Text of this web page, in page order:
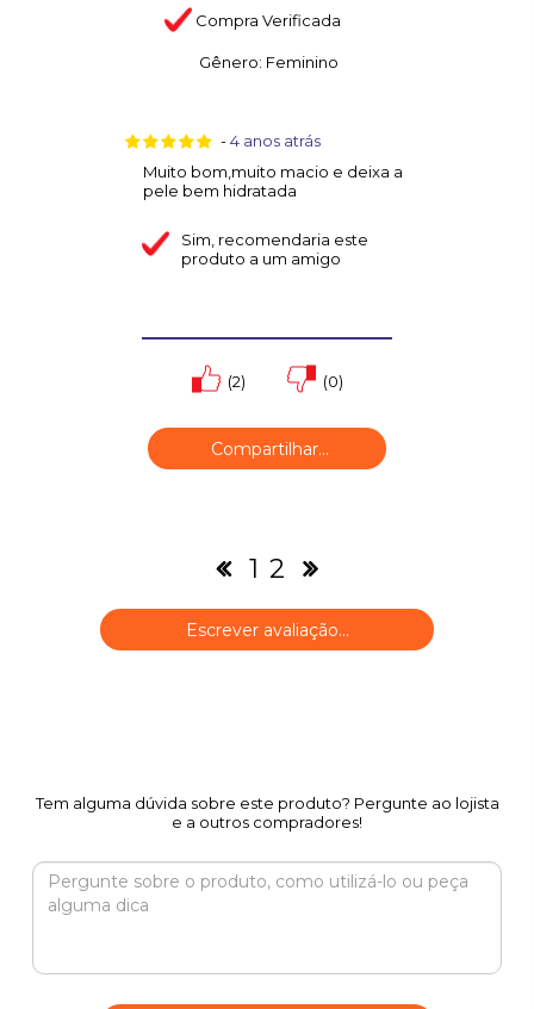
Compra Verificada
Gênero: Feminino
-4 anos atrás
Muito bom,muito macio e deixa a
pele bem hidratada
Sim , recomendaria este
produto a um amigo
(2) (0)
Compartilhar...
1 2
Escrever avaliação...
Tem alguma dúvida sobre este produto? Pergunte ao lojista
e a outros compradores!